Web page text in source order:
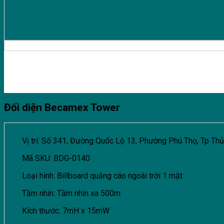
Đối diện Becamex Tower
Vị trí: Số 341, Đường Quốc Lộ 13, Phường Phú Thọ, Tp
Mã SKU: BDG-0140
Loại hình: Billboard quảng cáo ngoài trời 1 mặt
Tầm nhìn: Tầm nhìn xa 500m
Kích thước: 7mH x 15mW